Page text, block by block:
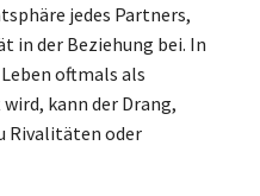
jedes Partners,
in der Beziehung bei. In
oftmals als
kann der Drang,
Rivalitäten oder